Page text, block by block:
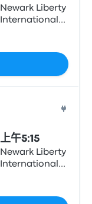
Newark Liberty
International
上午5:15
Newark Liberty
International
(arrivals, Zone